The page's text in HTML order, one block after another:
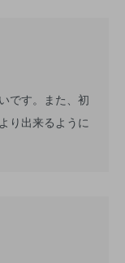
です。また、初
り出来るように